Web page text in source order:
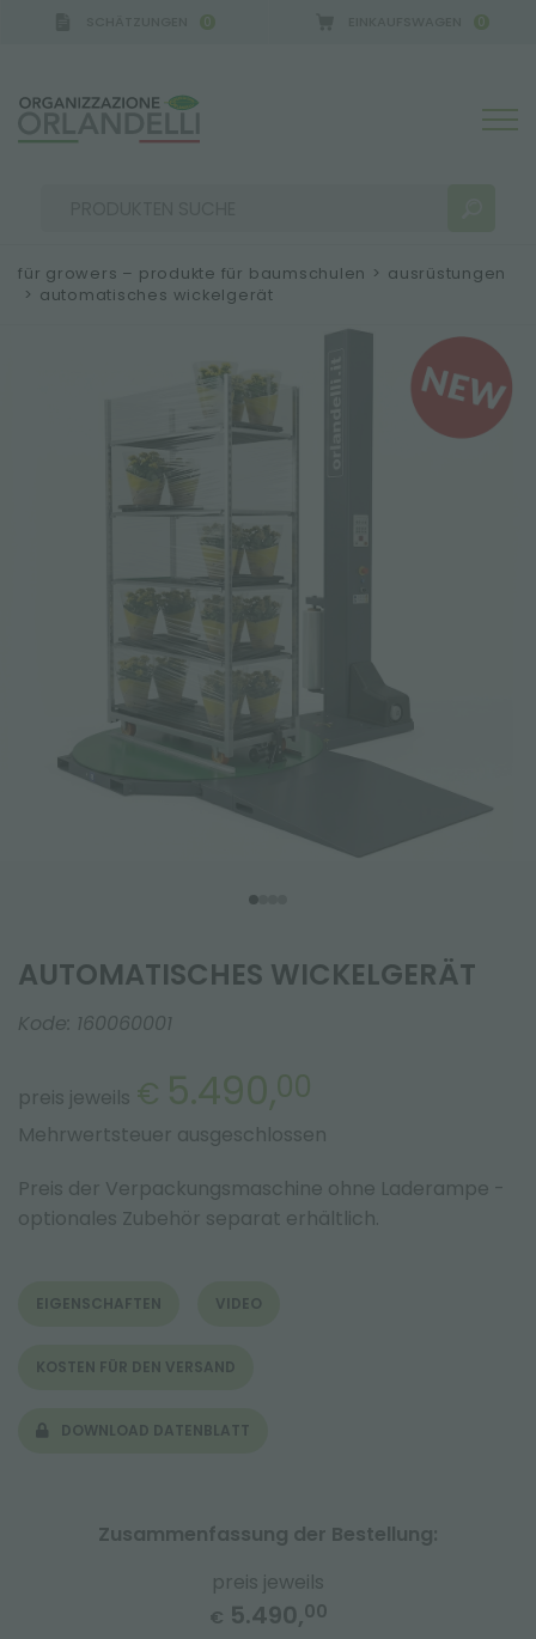
0 0
Sortieren nach:
MEHR ERGEBNISSE FÜR SIE:
für growers – produkte für baumschulen > ausrüstungen
> automatisches wickelgerät
AUTOMATISCHES WICKELGERÄT
Kode: 160060001
preis jeweils € 5.490,00
Mehrwertsteuer ausgeschlossen
Preis der Verpackungsmaschine ohne Laderampe -
optionales Zubehör separat erhältlich.
EIGENSCHAFTEN VIDEO
KOSTEN FÜR DEN VERSAND
DOWNLOAD DATENBLATT
Zusammenfassung der Bestellung:
preis jeweils
€ 5.490,00